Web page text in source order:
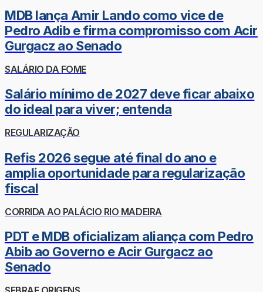
MDB lança Amir Lando como vice de
Pedro Adib e firma compromisso com Acir
Gurgacz ao Senado
SALÁRIO DA FOME
Salário mínimo de 2027 deve ficar abaixo
do ideal para viver; entenda
REGULARIZAÇÃO
Refis 2026 segue até final do ano e
amplia oportunidade para regularização
fiscal
CORRIDA AO PALÁCIO RIO MADEIRA
PDT e MDB oficializam aliança com Pedro
Abib ao Governo e Acir Gurgacz ao
Senado